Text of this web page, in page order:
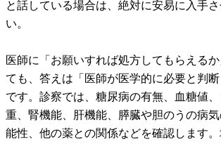
と話している場合は、絶対に安易に入手
い。
医師に「お願いすれば処方してもらえる
ても、答えは「医師が医学的に必要と判断
です。診察では、糖尿病の有無、血糖値
重、腎機能、肝機能、膵臓や胆のうの病
能性、他の薬との関係などを確認します。